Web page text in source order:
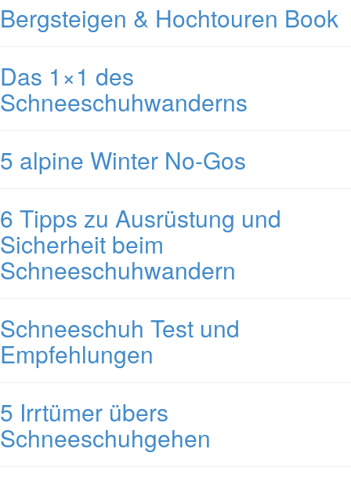
Bergsteigen & Hochtouren Book
Das 1×1 des
Schneeschuhwanderns
5 alpine Winter No-Gos
6 Tipps zu Ausrüstung und
Sicherheit beim
Schneeschuhwandern
Schneeschuh Test und
Empfehlungen
5 Irrtümer übers
Schneeschuhgehen